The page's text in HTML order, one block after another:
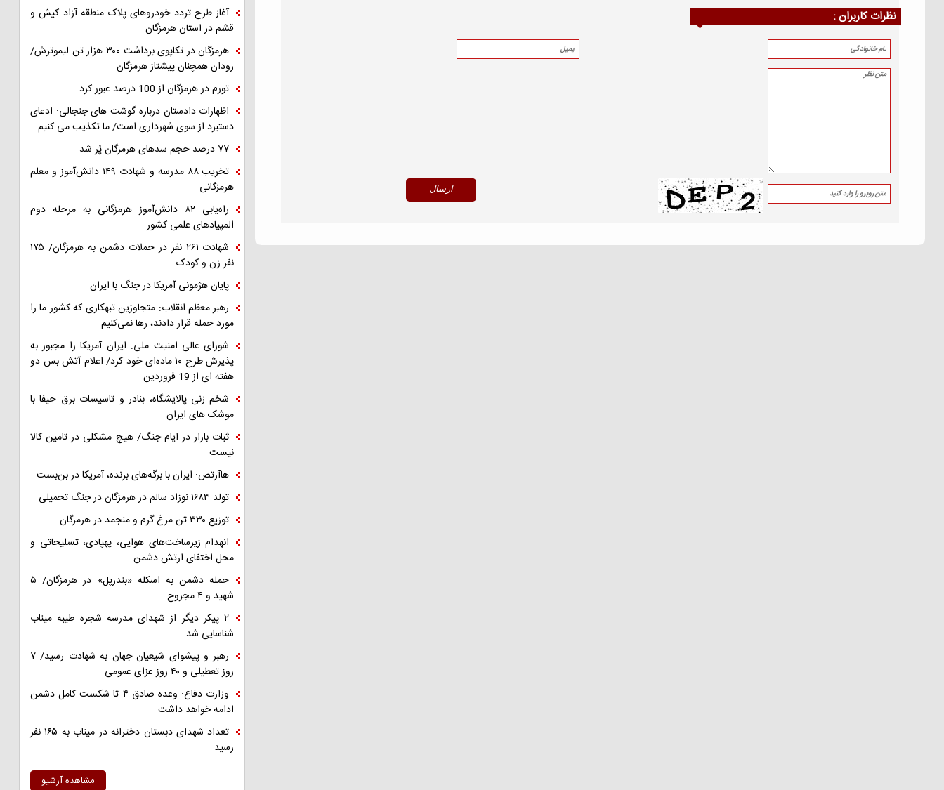
نظرات كاربران :
آغاز طرح تردد خودروهای پلاک منطقه آزاد کیش و
قشم در استان هرمزگان
هرمزگان در تکاپوی برداشت ۳۰۰ هزار تن لیموترش/
رودان همچنان پیشتاز هرمزگان
تورم در هرمزگان از 100 درصد عبور کرد
اظهارات دادستان درباره گوشت های جنجالی: ادعای
دستبرد از سوی شهرداری است/ ما تکذیب می کنیم
۷۷ درصد حجم سدهای هرمزگان پُر شد
تخریب ۸۸ مدرسه و شهادت ۱۴۹ دانش‌آموز و معلم
هرمزگانی
راه‌یابی ۸۲ دانش‌آموز هرمزگانی به مرحله دوم
المپیادهای علمی کشور
شهادت ۲۶۱ نفر در حملات دشمن به هرمزگان/ ۱۷۵
نفر زن و کودک
پایان هژمونی آمریکا در جنگ با ایران
رهبر معظم انقلاب: متجاوزین تبهکاری که کشور ما را
مورد حمله قرار دادند، رها نمی‌کنیم
شورای عالی امنیت ملی: ایران آمریکا را مجبور به
پذیرش طرح ۱۰ ماده‌ای خود کرد/ اعلام آتش بس دو
هفته ای از 19 فروردین
شخم زنی پالایشگاه، بنادر و تاسیسات برق حیفا با
موشک های ایران
ثبات بازار در ایام جنگ/ هیچ مشکلی در تامین کالا
نیست
هاآرتص: ایران با برگه‌های برنده، آمریکا در بن‌بست
تولد ۱۶۸۳ نوزاد سالم در هرمزگان در جنگ تحمیلی
توزیع ۳۳۰ تن مرغ گرم و منجمد در هرمزگان
انهدام زیرساخت‌های هوایی، پهپادی، تسلیحاتی و
محل اختفای ارتش دشمن
حمله دشمن به اسکله «بندرپل» در هرمزگان/ ۵
شهید و ۴ مجروح
۲ پیکر دیگر از شهدای مدرسه شجره طیبه میناب
شناسایی شد
رهبر و پیشوای شیعیان جهان به شهادت رسید/ ۷
روز تعطیلی و ۴۰ روز عزای عمومی
وزارت دفاع: وعده صادق ۴ تا شکست کامل دشمن
ادامه خواهد داشت
تعداد شهدای دبستان دخترانه در میناب به ۱۶۵ نفر
رسید
مشاهده آرشیو